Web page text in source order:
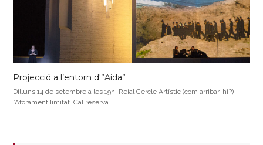
Projecció a l’entorn d'”Aida”
Dilluns 14 de setembre a les 19h Reial Cercle Artístic (com arribar-hi?)
*Aforament limitat. Cal reserva…